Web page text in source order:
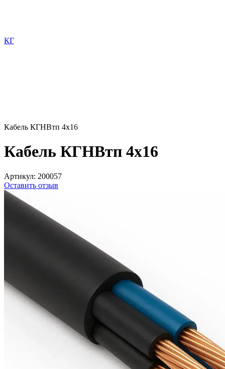
КГ
Кабель КГНВтп 4х16
Кабель КГНВтп 4х16
Артикул: 200057
Оставить отзыв